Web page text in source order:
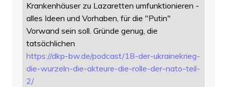
Krankenhäuser zu Lazaretten umfunktionieren -
alles Ideen und Vorhaben, für die "Putin"
Vorwand sein soll. Gründe genug, die
tatsächlichen
https://dkp-bw.de/podcast/18-der-ukrainekrieg-
die-wurzeln-die-akteure-die-rolle-der-nato-teil-
2/